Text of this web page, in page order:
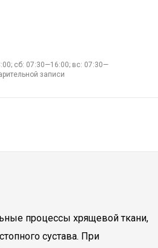
сб: 07:30—16:00; вс: 07:30—
записи
процессы хрящевой ткани,
сустава. При